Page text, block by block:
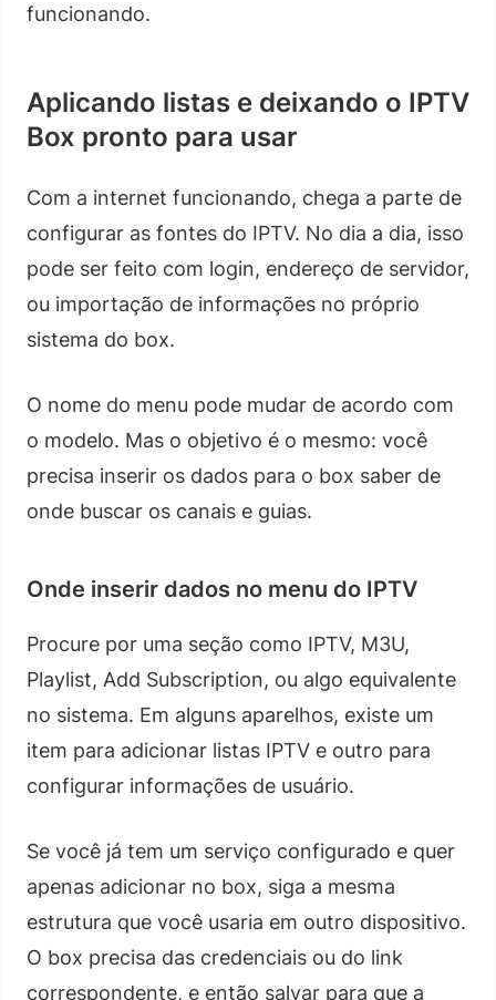
funcionando.
Aplicando listas e deixando o IPTV
Box pronto para usar
Com a internet funcionando, chega a parte de
configurar as fontes do IPTV. No dia a dia, isso
pode ser feito com login, endereço de servidor,
ou importação de informações no próprio
sistema do box.
O nome do menu pode mudar de acordo com
o modelo. Mas o objetivo é o mesmo: você
precisa inserir os dados para o box saber de
onde buscar os canais e guias.
Onde inserir dados no menu do IPTV
Procure por uma seção como IPTV, M3U,
Playlist, Add Subscription, ou algo equivalente
no sistema. Em alguns aparelhos, existe um
item para adicionar listas IPTV e outro para
configurar informações de usuário.
Se você já tem um serviço configurado e quer
apenas adicionar no box, siga a mesma
estrutura que você usaria em outro dispositivo.
O box precisa das credenciais ou do link
correspondente, e então salvar para que a